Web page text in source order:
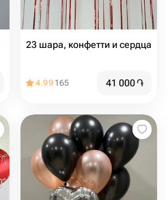
23 шара, конфетти и сердца
4.99 165 41 000֏